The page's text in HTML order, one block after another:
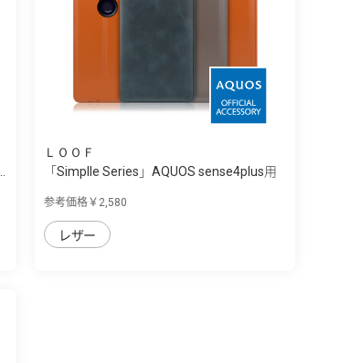
ＬＯＯＦ
「Simplle Series」AQUOS sense4plus用
参考価格￥2,580
レザー